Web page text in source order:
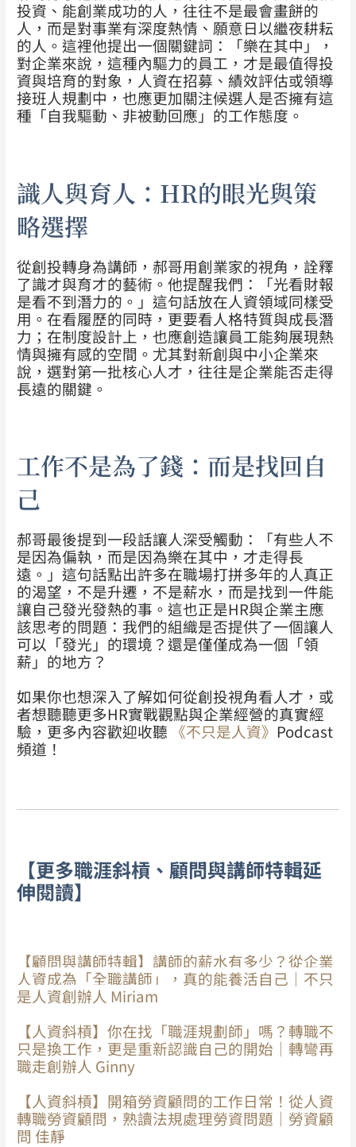
投資、能創業成功的人，往往不是最會畫餅的
人，而是對事業有深度熱情、願意日以繼夜耕耘
的人。這裡他提出一個關鍵詞：「樂在其中」，
對企業來說，這種內驅力的員工，才是最值得投
資與培育的對象，人資在招募、績效評估或領導
接班人規劃中，也應更加關注候選人是否擁有這
種「自我驅動、非被動回應」的工作態度。
識人與育人：HR的眼光與策
略選擇
從創投轉身為講師，郝哥用創業家的視角，詮釋
了識才與育才的藝術。他提醒我們：「光看財報
是看不到潛力的。」這句話放在人資領域同樣受
用。在看履歷的同時，更要看人格特質與成長潛
力；在制度設計上，也應創造讓員工能夠展現熱
情與擁有感的空間。尤其對新創與中小企業來
說，選對第一批核心人才，往往是企業能否走得
長遠的關鍵。
工作不是為了錢：而是找回自
己
郝哥最後提到一段話讓人深受觸動：「有些人不
是因為偏執，而是因為樂在其中，才走得長
遠。」這句話點出許多在職場打拼多年的人真正
的渴望，不是升遷，不是薪水，而是找到一件能
讓自己發光發熱的事。這也正是HR與企業主應
該思考的問題：我們的組織是否提供了一個讓人
可以「發光」的環境？還是僅僅成為一個「領
薪」的地方？
如果你也想深入了解如何從創投視角看人才，或
者想聽聽更多HR實戰觀點與企業經營的真實經
驗， 更多內容歡迎收聽 《不只是人資》 Podcast
頻道！
【更多職涯斜槓、顧問與講師特輯延
伸閱讀】
【顧問與講師特輯】講師的薪水有多少？從企業
人資成為「全職講師」，真的能養活自己｜不只
是人資創辦人 Miriam
【人資斜槓】你在找「職涯規劃師」嗎？轉職不
只是換工作，更是重新認識自己的開始｜轉彎再
職走創辦人 Ginny
【人資斜槓】開箱勞資顧問的工作日常！從人資
轉職勞資顧問，熟讀法規處理勞資問題｜勞資顧
問 佳靜